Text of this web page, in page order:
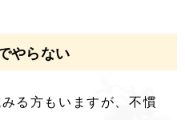
やらない
る方もいますが、不慣